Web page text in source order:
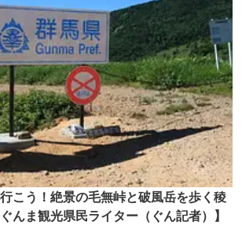
こう！絶景の毛無峠と破風岳を歩く稜
ま観光県民ライター（ぐん記者）】